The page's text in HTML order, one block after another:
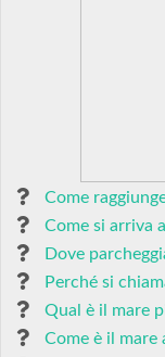
Come
Come si arriva
Dove
Perché si
Qual è il mare
Come è il mare